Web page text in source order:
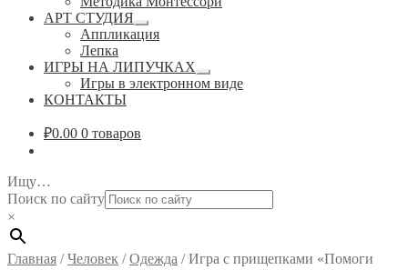
АРТ СТУДИЯ
Развернутое
вложенное
Аппликация
Лепка
ИГРЫ НА ЛИПУЧКАХ
Развернутое
вложенное
Игры в электронном виде
КОНТАКТЫ
₽0.00 0 товаров
Ищу…
Поиск по сайту
×
Главная /Человек /Одежда /Игра с прищепками «Помоги